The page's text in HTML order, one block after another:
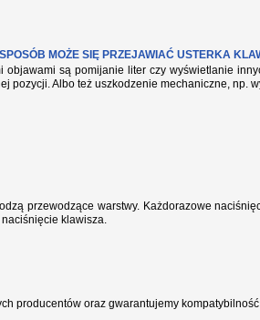
MOŻE SIĘ PRZEJAWIAĆ USTERKA
objawami są pomijanie liter czy wyświetlanie
pozycji. Albo też uszkodzenie mechaniczne, np.
przewodzące warstwy. Każdorazowe
klawisza.
producentów oraz gwarantujemy